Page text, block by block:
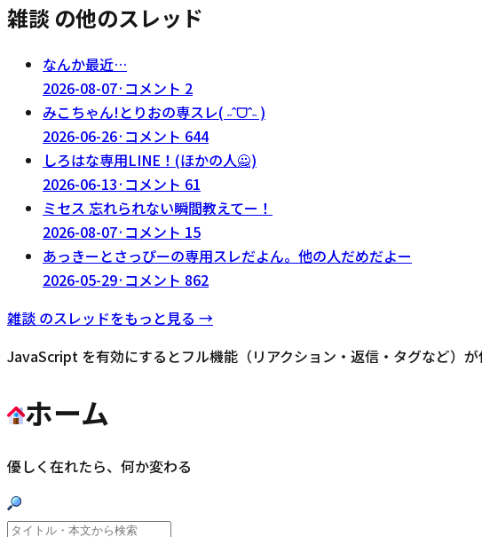
雑談 の他のスレッド
なんか最近…
2026-08-07· コメント 2
みこちゃん!とりおの専スレ( ˶ˆᗜˆ˵ )
2026-06-26· コメント 644
しろはな専用LINE！(ほかの人🙅)
2026-06-13· コメント 61
ミセス 忘れられない瞬間教えてー！
2026-08-07· コメント 15
あっきーとさっぴーの専用スレだよん。他の人だめだよー
2026-05-29· コメント 862
雑談 のスレッドをもっと見る →
JavaScript を有効にするとフル機能（リアクション・返信・タグなど）が
ホーム
優しく在れたら、何か変わる